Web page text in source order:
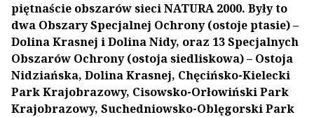
piętnaście obszarów sieci NATURA 2000. Były to
dwa Obszary Specjalnej Ochrony (ostoje ptasie) –
Dolina Krasnej i Dolina Nidy, oraz 13 Specjalnych
Obszarów Ochrony (ostoja siedliskowa) – Ostoja
Nidziańska, Dolina Krasnej, Chęcińsko-Kielecki
Park Krajobrazowy, Cisowsko-Orłowiński Park
Krajobrazowy, Suchedniowsko-Oblęgorski Park